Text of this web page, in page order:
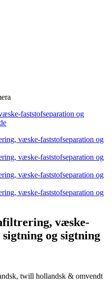
væske-
og sigtning
twill hollandsk & omvendt